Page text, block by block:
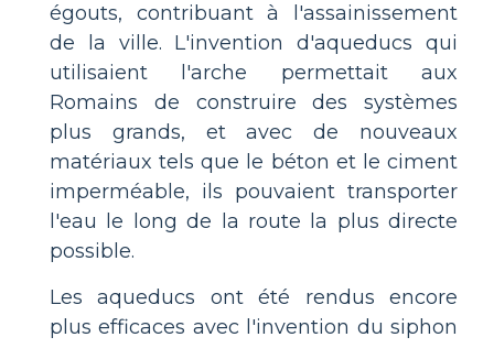
égouts, contribuant à l'assainissement
de la ville. L'invention d'aqueducs qui
utilisaient l'arche permettait aux
Romains de construire des systèmes
plus grands, et avec de nouveaux
matériaux tels que le béton et le ciment
imperméable, ils pouvaient transporter
l'eau le long de la route la plus directe
possible.
Les aqueducs ont été rendus encore
plus efficaces avec l'invention du siphon